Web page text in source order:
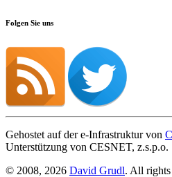
Folgen Sie uns
Gehostet auf der e-Infrastruktur von
Unterstützung von CESNET, z.s.p.o.
© 2008, 2026 David Grudl. All